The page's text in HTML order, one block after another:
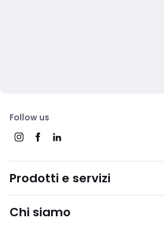
Follow us
Prodotti e servizi
Chi siamo